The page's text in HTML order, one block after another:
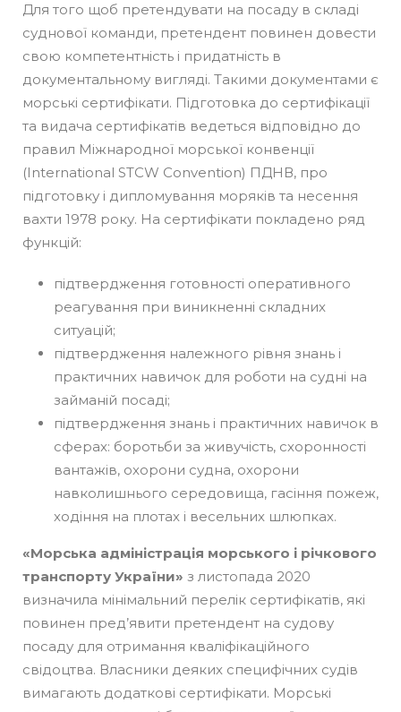
Для того щоб претендувати на посаду в складі
суднової команди, претендент повинен довести
свою компетентність і придатність в
документальному вигляді. Такими документами є
морські сертифікати. Підготовка до сертифікації
та видача сертифікатів ведеться відповідно до
правил Міжнародної морської конвенції
(International STCW Convention) ПДНВ, про
підготовку і дипломування моряків та несення
вахти 1978 року. На сертифікати покладено ряд
функцій:
підтвердження готовності оперативного
реагування при виникненні складних
ситуацій;
підтвердження належного рівня знань і
практичних навичок для роботи на судні на
займаній посаді;
підтвердження знань і практичних навичок в
сферах: боротьби за живучість, схоронності
вантажів, охорони судна, охорони
навколишнього середовища, гасіння пожеж,
ходіння на плотах і весельних шлюпках.
«Морська адміністрація морського і річкового
транспорту України» з листопада 2020
визначила мінімальний перелік сертифікатів, які
повинен пред’явити претендент на судову
посаду для отримання кваліфікаційного
свідоцтва. Власники деяких специфічних судів
вимагають додаткові сертифікати. Морські